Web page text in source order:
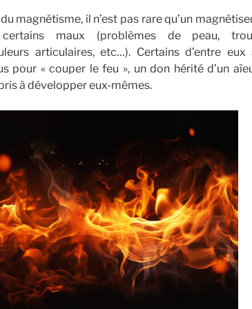
magnétisme, il n’est pas rare qu’un
maux (problèmes de peau,
articulaires, etc…). Certains d’entre eux
pour « couper le feu », un don hérité d’un
à développer eux-mêmes.